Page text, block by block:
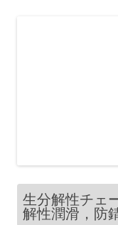
生分解性チェ
解性潤滑，防